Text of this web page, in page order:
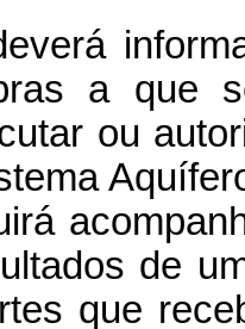
a que
ou
de
que